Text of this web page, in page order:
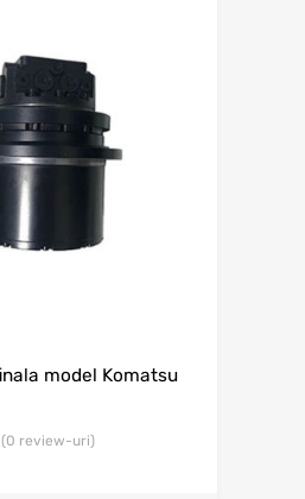
model Komatsu
(0 review-uri)